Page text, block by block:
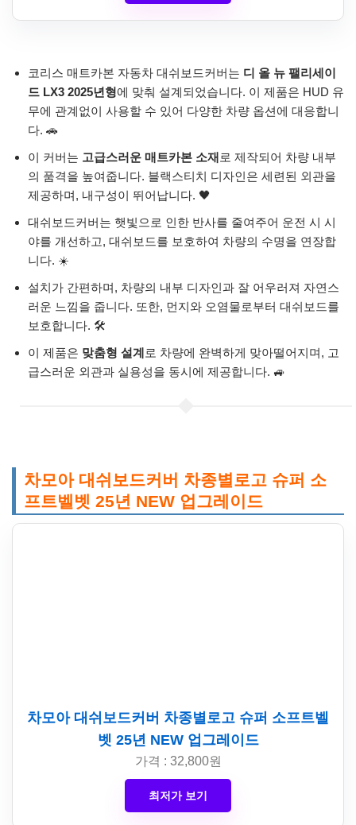
코리스 매트카본 자동차 대쉬보드커버는 디 올 뉴 팰리세이
드 LX3 2025년형에 맞춰 설계되었습니다. 이 제품은 HUD 유
무에 관계없이 사용할 수 있어 다양한 차량 옵션에 대응합니
다. 🚗
이 커버는 고급스러운 매트카본 소재 로 제작되어 차량 내부
의 품격을 높여줍니다. 블랙스티치 디자인은 세련된 외관을
제공하며, 내구성이 뛰어납니다. 🖤
대쉬보드커버는 햇빛으로 인한 반사를 줄여주어 운전 시 시
야를 개선하고, 대쉬보드를 보호하여 차량의 수명을 연장합
니다. ☀️
설치가 간편하며, 차량의 내부 디자인과 잘 어우러져 자연스
러운 느낌을 줍니다. 또한, 먼지와 오염물로부터 대쉬보드를
보호합니다. 🛠️
이 제품은 맞춤형 설계 로 차량에 완벽하게 맞아떨어지며, 고
급스러운 외관과 실용성을 동시에 제공합니다. 🚙
차모아 대쉬보드커버 차종별로고 슈퍼 소
프트벨벳 25년 NEW 업그레이드
차모아 대쉬보드커버 차종별로고 슈퍼 소프트벨
벳 25년 NEW 업그레이드
가격 : 32,800원
최저가 보기